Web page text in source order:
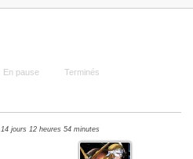
En pause Terminés
14 jours 12 heures 54 minutes